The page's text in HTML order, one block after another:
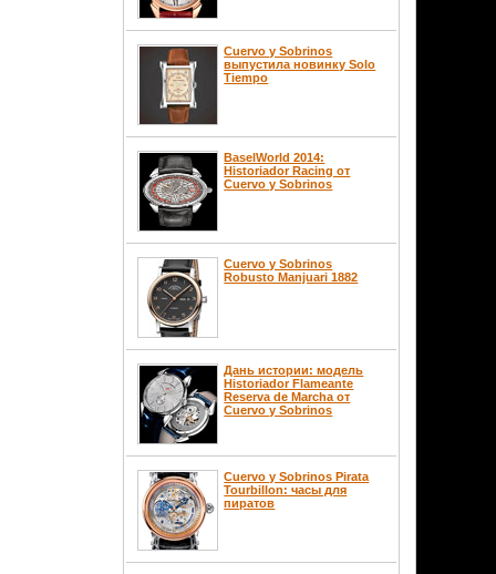
Cuervo y Sobrinos
выпустила новинку Solo
Tiempo
BaselWorld 2014:
Historiador Racing от
Cuervo y Sobrinos
Cuervo y Sobrinos
Robusto Manjuari 1882
Дань истории: модель
Historiador Flameante
Reserva de Marcha от
Cuervo y Sobrinos
Cuervo y Sobrinos Pirata
Tourbillon: часы для
пиратов